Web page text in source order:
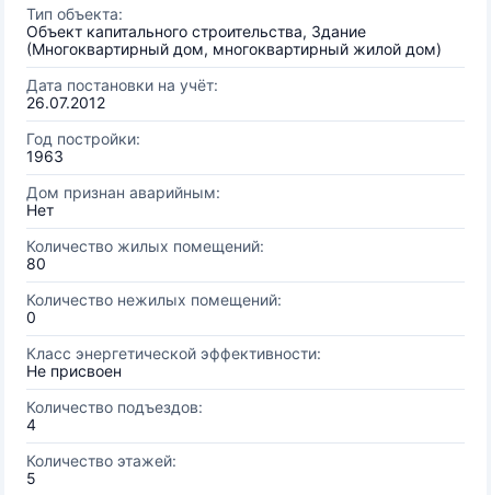
Тип объекта:
Объект капитального строительства, Здание
(Многоквартирный дом, многоквартирный жилой дом)
Дата постановки на учёт:
26.07.2012
Год постройки:
1963
Дом признан аварийным:
Нет
Количество жилых помещений:
80
Количество нежилых помещений:
0
Класс энергетической эффективности:
Не присвоен
Количество подъездов:
4
Количество этажей:
5